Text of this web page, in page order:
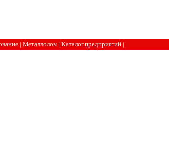
| Металлолом | Каталог предприятий |